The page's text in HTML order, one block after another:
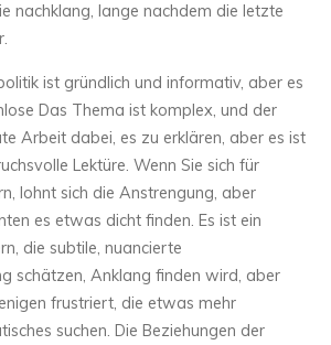
nachklang, lange nachdem die letzte
ist gründlich und informativ, aber es
Das Thema ist komplex, und der
Arbeit dabei, es zu erklären, aber es ist
Lektüre. Wenn Sie sich für
lohnt sich die Anstrengung, aber
es etwas dicht finden. Es ist ein
die subtile, nuancierte
schätzen, Anklang finden wird, aber
frustriert, die etwas mehr
suchen. Die Beziehungen der